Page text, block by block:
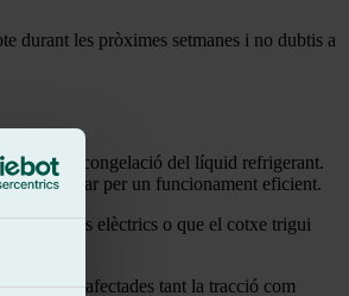
durant les pròximes setmanes i no dubtis a
donar la congelació del líquid refrigerant.
i apostar per un funcionament eficient.
problemes elèctrics o que el cotxe trigui
veure afectades tant la tracció com